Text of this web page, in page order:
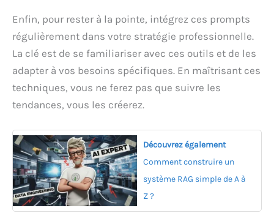
Enfin, pour rester à la pointe, intégrez ces prompts
régulièrement dans votre stratégie professionnelle.
La clé est de se familiariser avec ces outils et de les
adapter à vos besoins spécifiques. En maîtrisant ces
techniques, vous ne ferez pas que suivre les
tendances, vous les créerez.
Découvrez également
Comment construire un
système RAG simple de A à
Z ?